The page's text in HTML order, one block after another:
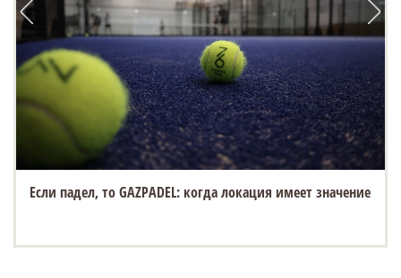
Если падел, то GAZPADEL: когда локация имеет значение